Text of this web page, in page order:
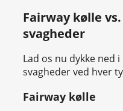
Fairway kølle
svagheder
Lad os nu dykke ned
svagheder ved hver
Fairway kølle